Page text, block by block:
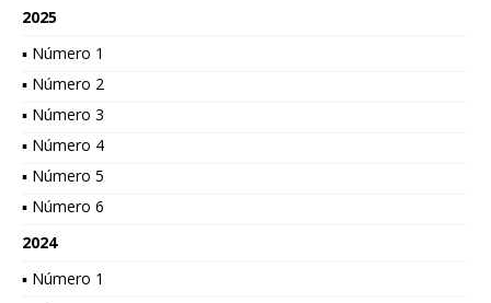
2025
▪ Número 1
▪ Número 2
▪ Número 3
▪ Número 4
▪ Número 5
▪ Número 6
2024
▪ Número 1